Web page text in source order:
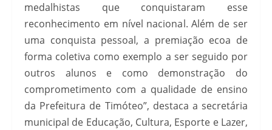
medalhistas que conquistaram esse
reconhecimento em nível nacional. Além de ser
uma conquista pessoal, a premiação ecoa de
forma coletiva como exemplo a ser seguido por
outros alunos e como demonstração do
comprometimento com a qualidade de ensino
da Prefeitura de Timóteo”, destaca a secretária
municipal de Educação, Cultura, Esporte e Lazer,